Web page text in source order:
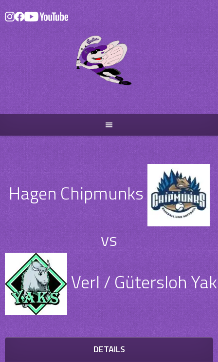
Skip
to
content
Hagen Chipmunks
vs
Verl / Gütersloh
DETAILS